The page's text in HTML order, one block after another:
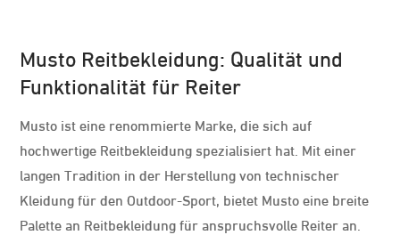
Musto Reitbekleidung: Qualität und
Funktionalität für Reiter
Musto ist eine renommierte Marke, die sich auf
hochwertige Reitbekleidung spezialisiert hat. Mit einer
langen Tradition in der Herstellung von technischer
Kleidung für den Outdoor-Sport, bietet Musto eine breite
Palette an Reitbekleidung für anspruchsvolle Reiter an.